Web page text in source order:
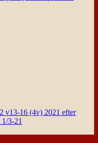
v13-16 (4v) 2021 efter
3-21